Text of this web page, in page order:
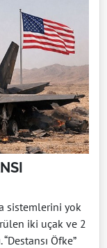
sistemlerini yok
iki uçak ve 2
Öfke”